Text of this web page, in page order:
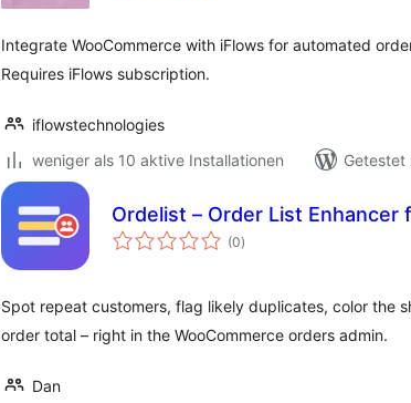
Integrate WooCommerce with iFlows for automated
Requires iFlows subscription.
iflowstechnologies
weniger als 10 aktive Installationen
Getestet
Ordelist – Order List Enhancer
(0Bewertungen
insgesamt
)
Spot repeat customers, flag likely duplicates, color the
order total – right in the WooCommerce orders admin.
Dan